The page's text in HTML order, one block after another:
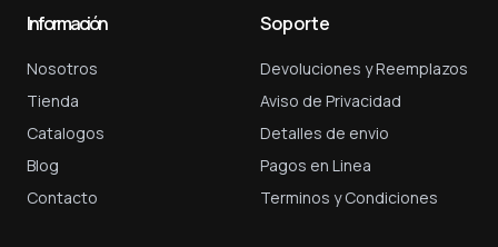
Información
Nosotros
Tienda
Catalogos
Blog
Contacto
Soporte
Devoluciones y Reemplazos
Aviso de Privacidad
Detalles de envio
Pagos en Linea
Terminos y Condiciones